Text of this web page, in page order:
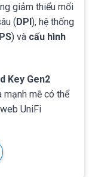
giảm thiểu mối
(DPI), hệ thống
) và cấu hình
Key Gen2
mẽ có thể
UniFi